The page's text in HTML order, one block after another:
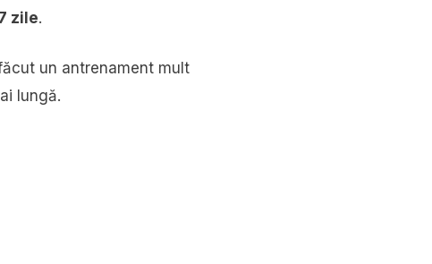
zile.
un antrenament mult
lungă.